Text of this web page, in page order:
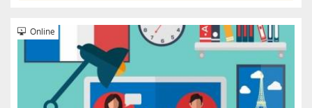
Online